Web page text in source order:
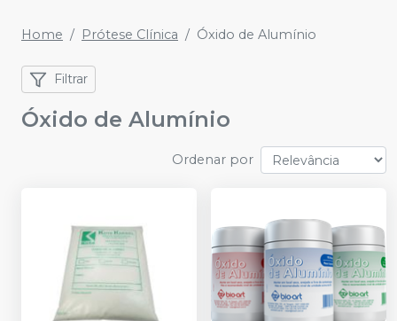
Home Prótese Clínica Óxido de Alumínio
Filtrar
Óxido de Alumínio
Ordenar por